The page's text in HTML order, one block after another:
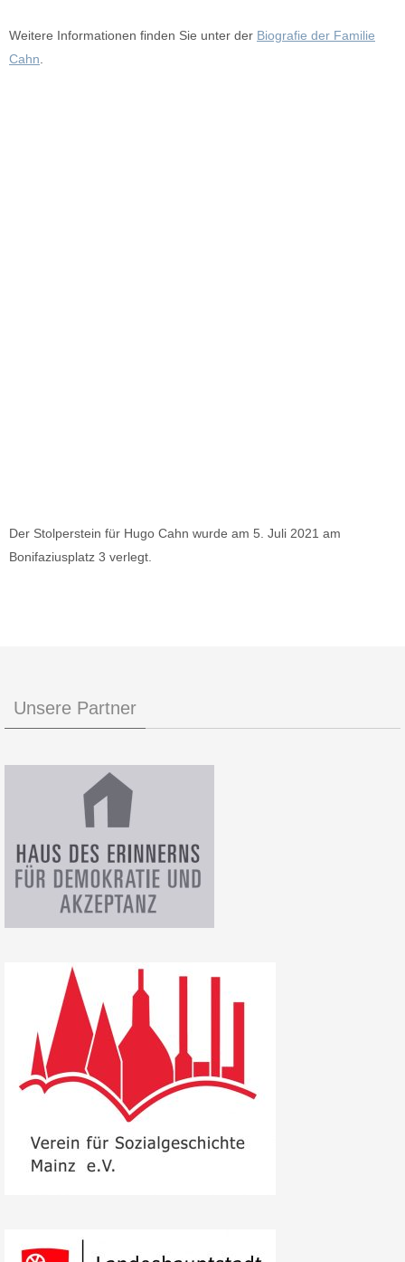
Weitere Informationen finden Sie unter der Biografie der Familie
Cahn
Der Stolperstein für Hugo Cahn wurde am 5. Juli 2021 am
Bonifaziusplatz 3 verlegt.
Unsere Partner